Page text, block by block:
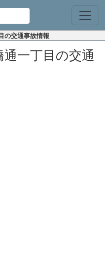
の交通事故情報
一丁目の交通